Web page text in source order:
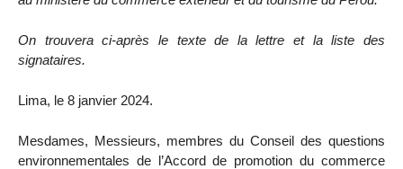
On trouvera ci-après le texte de la lettre et la liste des
signataires.
Lima, le 8 janvier 2024.
Mesdames, Messieurs, membres du Conseil des questions
environnementales de l’Accord de promotion du commerce